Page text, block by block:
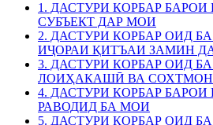
1. ДАСТУРИ КОРБАР
СУБЪЕКТ ДАР МОИ
2. ДАСТУРИ КОРБАР ОИД
ИҶОРАИ ҚИТЪАИ ЗАМИН
3. ДАСТУРИ КОРБАР ОИД
ЛОИҲАКАШӢ ВА
4. ДАСТУРИ КОРБАР
РАВОДИД БА МОИ
5. ДАСТУРИ КОРБАР ОИД